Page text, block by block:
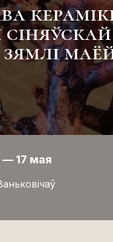
сіняўскай
— 17 мая